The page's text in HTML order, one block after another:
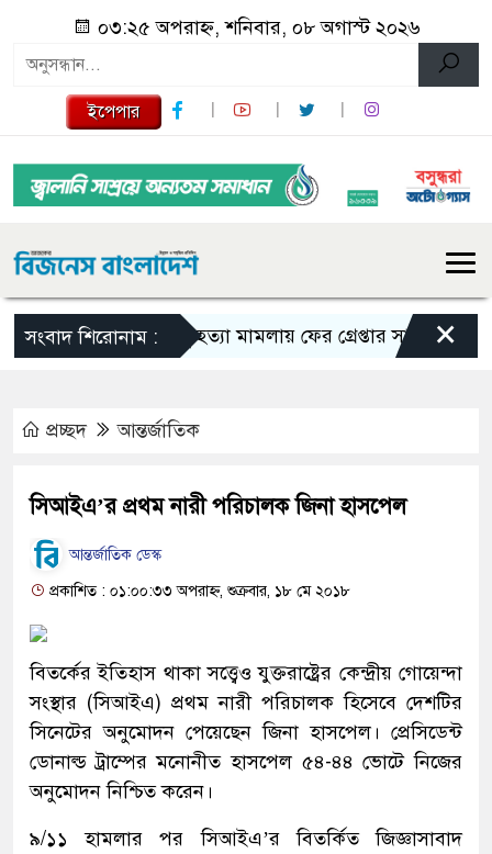
০৩:২৫ অপরাহ্ন, শনিবার, ০৮ অগাস্ট ২০২৬
ইপেপার
সংবাদ শিরোনাম :তনু হত্যা মামলায় ফের গ্রেপ্তার সাবেক ×
প্রচ্ছদ আন্তর্জাতিক
সিআইএ’র প্রথম নারী পরিচালক জিনা হাসপেল
আন্তর্জাতিক ডেস্ক
প্রকাশিত : ০১:০০:৩৩ অপরাহ্ন, শুক্রবার, ১৮ মে ২০১৮
বিতর্কের ইতিহাস থাকা সত্ত্বেও যুক্তরাষ্ট্রের কেন্দ্রীয় গোয়েন্দা
সংস্থার ‌(সিআইএ) প্রথম নারী পরিচালক হিসেবে দেশটির
সিনেটের অনুমোদন পেয়েছেন জিনা হাসপেল। প্রেসিডেন্ট
ডোনাল্ড ট্রাম্পের মনোনীত হাসপেল ৫৪-৪৪ ভোটে নিজের
অনুমোদন নিশ্চিত করেন।
৯/১১ হামলার পর সিআইএ’র বিতর্কিত জিজ্ঞাসাবাদ